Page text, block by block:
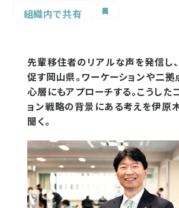
組織内で共有
先輩移住者のリアルな声を発信し
促す岡山県。ワーケーションや二
心層にもアプローチする。こうした
ョン戦略の背景にある考えを伊原
聞く。